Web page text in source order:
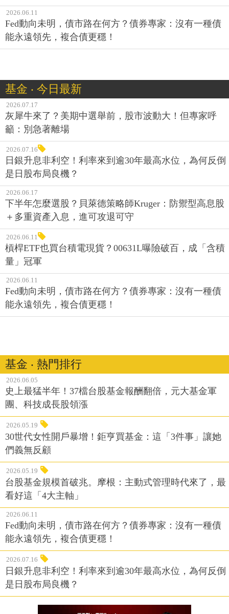
2026.06.11
Fed動向未明，債市路在何方？債券專家：沒有一種債
能永遠領先，複合債更穩！
基金 ‧ 今日最新
2026.07.17
灰犀牛來了？美期中選舉前，股市波動大！但專家呼
籲：別急著離場
2026.07.16
日銀升息非利空！利率來到逾30年最高水位，為何反倒
是日股布局良機？
2026.06.17
下半年怎麼選股？貝萊德策略師Kruger：防禦型高息股
＋多重資產入息，進可攻退可守
2026.06.11
槓桿ETF也買台積電現貨？00631L曝險破百，成「含積
量」冠軍
2026.06.11
Fed動向未明，債市路在何方？債券專家：沒有一種債
能永遠領先，複合債更穩！
基金 ‧ 熱門排行
2026.06.05
史上最猛半年！37檔台股基金報酬翻倍，元大基金軍
團、科技成長股領漲
2026.05.19
30世代女性開戶暴增！鉅亨買基金：這「3件事」讓她
們義無反顧
2026.05.19
台股基金規模首破兆。摩根：主動式管理時代來了，最
看好這「4大主軸」
2026.06.11
Fed動向未明，債市路在何方？債券專家：沒有一種債
能永遠領先，複合債更穩！
2026.07.16
日銀升息非利空！利率來到逾30年最高水位，為何反倒
是日股布局良機？